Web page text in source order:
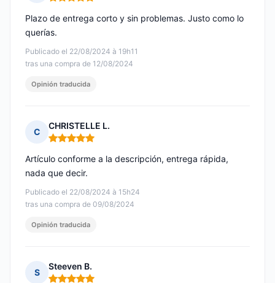
Nota: 5 de 5
Publicado el 22/08/2024 à 19h11
tras una compra de 12/08/2024
Plazo de entrega corto y sin problemas. Justo como lo
querías.
Opinión traducida
C
CHRISTELLE L.
Nota: 5 de 5
Publicado el 22/08/2024 à 15h24
tras una compra de 09/08/2024
Artículo conforme a la descripción, entrega rápida,
nada que decir.
Opinión traducida
S
Steeven B.